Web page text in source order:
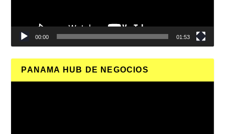
00:00 01:53
PANAMA HUB DE NEGOCIOS